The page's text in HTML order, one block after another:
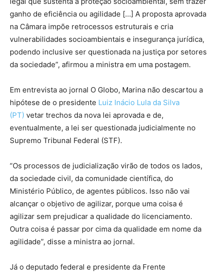
ganho de eficiência ou agilidade […] A proposta aprovada
na Câmara impõe retrocessos estruturais e cria
vulnerabilidades socioambientais e insegurança jurídica,
podendo inclusive ser questionada na justiça por setores
da sociedade”, afirmou a ministra em uma postagem.
Em entrevista ao jornal O Globo, Marina não descartou a
hipótese de o presidente Luiz Inácio Lula da Silva
(PT) vetar trechos da nova lei aprovada e de,
eventualmente, a lei ser questionada judicialmente no
Supremo Tribunal Federal (STF).
“Os processos de judicialização virão de todos os lados,
da sociedade civil, da comunidade científica, do
Ministério Público, de agentes públicos. Isso não vai
alcançar o objetivo de agilizar, porque uma coisa é
agilizar sem prejudicar a qualidade do licenciamento.
Outra coisa é passar por cima da qualidade em nome da
agilidade”, disse a ministra ao jornal.
Já o deputado federal e presidente da Frente